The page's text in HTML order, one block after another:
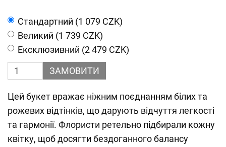
Cтандартний (1 079 CZK)
Великий (1 739 CZK)
Ексклюзивний (2 479 CZK)
ЗАМОВИТИ
Цей букет вражає ніжним поєднанням білих та
рожевих відтінків, що дарують відчуття легкості
та гармонії. Флористи ретельно підбирали кожну
квітку, щоб досягти бездоганного балансу